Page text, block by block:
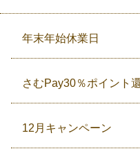
年末年始休業日
さむPay30％ポイント
12月キャンペーン